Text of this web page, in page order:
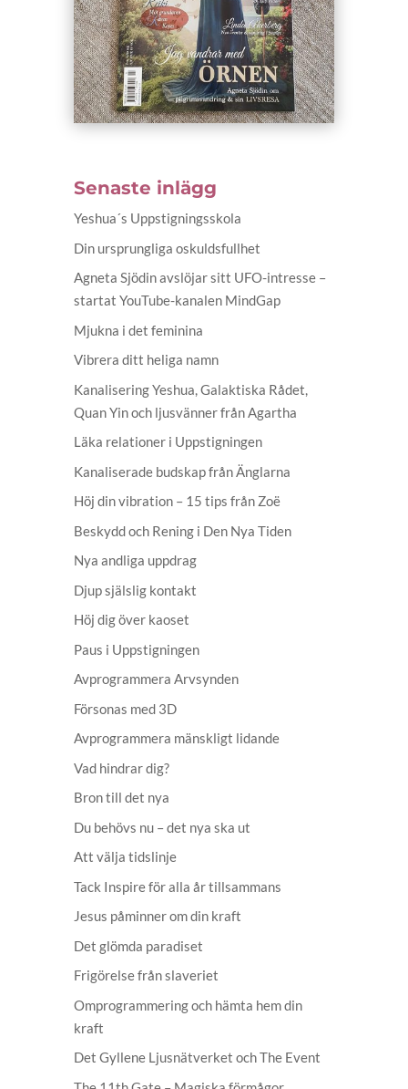
Senaste inlägg
Yeshua´s Uppstigningsskola
Din ursprungliga oskuldsfullhet
Agneta Sjödin avslöjar sitt UFO-intresse –
startat YouTube-kanalen MindGap
Mjukna i det feminina
Vibrera ditt heliga namn
Kanalisering Yeshua, Galaktiska Rådet,
Quan Yin och ljusvänner från Agartha
Läka relationer i Uppstigningen
Kanaliserade budskap från Änglarna
Höj din vibration – 15 tips från Zoë
Beskydd och Rening i Den Nya Tiden
Nya andliga uppdrag
Djup själslig kontakt
Höj dig över kaoset
Paus i Uppstigningen
Avprogrammera Arvsynden
Försonas med 3D
Avprogrammera mänskligt lidande
Vad hindrar dig?
Bron till det nya
Du behövs nu – det nya ska ut
Att välja tidslinje
Tack Inspire för alla år tillsammans
Jesus påminner om din kraft
Det glömda paradiset
Frigörelse från slaveriet
Omprogrammering och hämta hem din
kraft
Det Gyllene Ljusnätverket och The Event